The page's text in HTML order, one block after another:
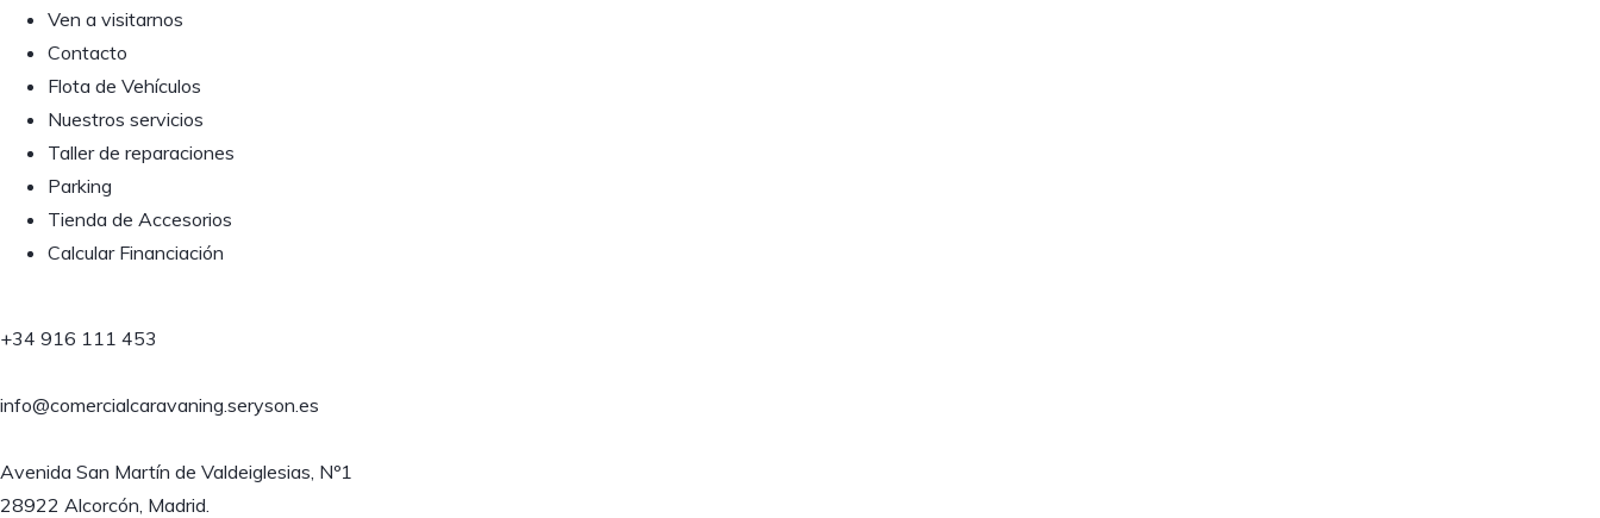
Ven a visitarnos
Contacto
Flota de Vehículos
Nuestros servicios
Taller de reparaciones
Parking
Tienda de Accesorios
Calcular Financiación
+34 916 111 453
info@comercialcaravaning.seryson.es
Avenida San Martín de Valdeiglesias, Nº1
28922 Alcorcón, Madrid.